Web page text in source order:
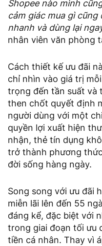
Shopee nào mình
cảm giác mua gì
nhanh và dùng lại
nhân viên văn phòng
Cách thiết kế ưu đãi
chỉ nhìn vào giá trị
trọng đến tần suất và
then chốt quyết định
người dùng với một
quyền lợi xuất hiện
nhận, thẻ tín dụng
trở thành phương
đời sống hàng ngày.
Song song với ưu đãi
miễn lãi lên đến 55
đáng kể, đặc biệt với
trong giai đoạn tối ưu
tiền cá nhân. Thay vì